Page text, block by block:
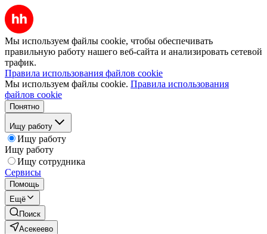
Мы используем файлы cookie, чтобы обеспечивать
правильную работу нашего веб-сайта и анализировать сетевой
трафик.
Правила использования файлов cookie
Мы используем файлы cookie. Правила использования
файлов cookie
Понятно
Ищу работу
Ищу работу
Ищу работу
Ищу сотрудника
Сервисы
Помощь
Ещё
Поиск
Асекеево